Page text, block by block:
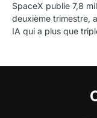
SpaceX publie 7,8
deuxième trimestre,
IA qui a plus que